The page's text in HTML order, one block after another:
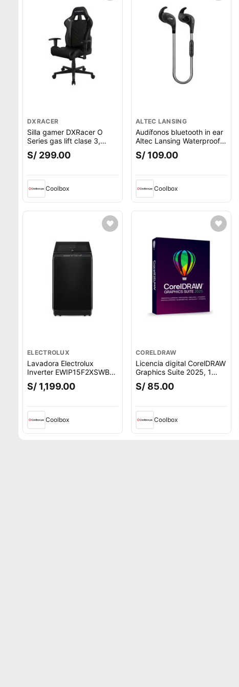
DXRACER
Silla gamer DXRacer O
Series gas lift clase 3,
tapiz cuero pu, máx. 100
kg, inclinación 90 - 135°,
S/ 299.00
Coolbox
ALTEC LANSING
Audífonos bluetooth in ear
Altec Lansing Waterproof
deportivo IPX6, micrófono
incorporado, máx. 6 horas,
S/ 109.00
Coolbox
ELECTROLUX
Lavadora Electrolux
Inverter EWIP15F2XSWB
carga superior, capacidad
15 kg, negro
S/ 1,199.00
Coolbox
CORELDRAW
Licencia digital CorelDRAW
Graphics Suite 2025, 1
dispositivo, compatible
con macOS, duración 1
S/ 85.00
Coolbox